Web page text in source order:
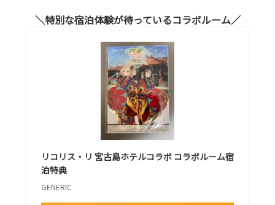
特別な宿泊体験が待っているコラボルーム
リコリス・リ 宮古島ホテルコラボ コラボルーム宿
泊特典
GENERIC